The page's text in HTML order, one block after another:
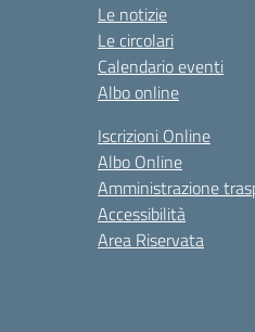
Le notizie
Le circolari
Calendario eventi
Albo online
Iscrizioni Online
Albo Online
Amministrazione
Accessibilità
Area Riservata